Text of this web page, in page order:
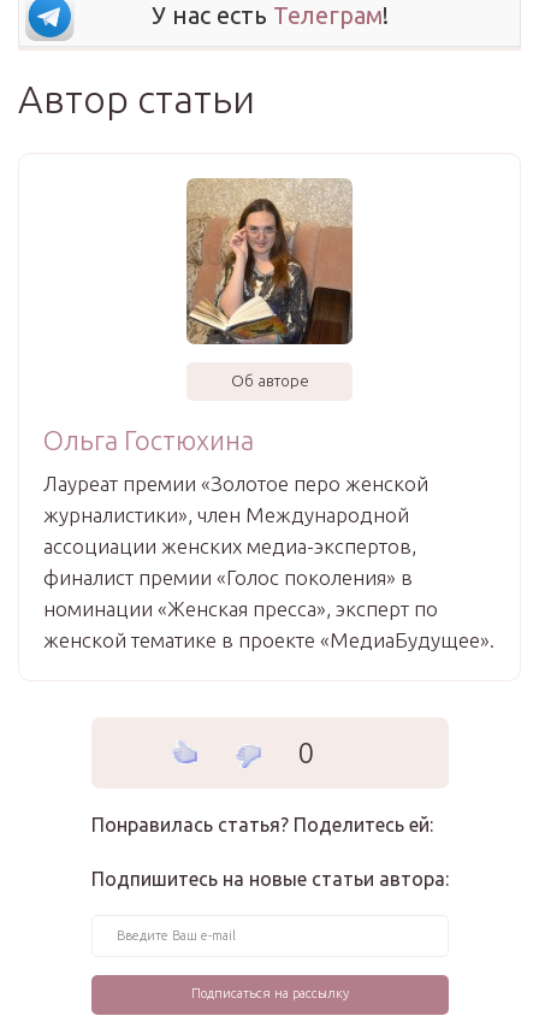
У нас есть Телеграм!
Автор статьи
Об авторе
Ольга Гостюхина
Лауреат премии «Золотое перо женской
журналистики», член Международной
ассоциации женских медиа-экспертов,
финалист премии «Голос поколения» в
номинации «Женская пресса», эксперт по
женской тематике в проекте «МедиаБудущее».
0
Понравилась статья? Поделитесь ей:
Подпишитесь на новые статьи автора: